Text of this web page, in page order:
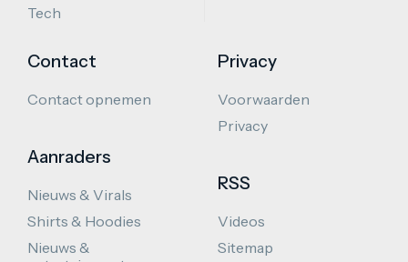
Tech
Contact
Contact opnemen
Aanraders
Nieuws & Virals
Shirts & Hoodies
Nieuws &
Privacy
Voorwaarden
Privacy
RSS
Videos
Sitemap